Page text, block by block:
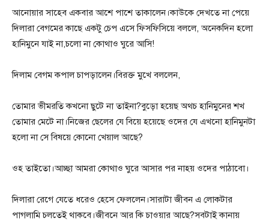
আনোয়ার সাহেব একবার আশে পাশে তাকালেন।কাউকে দেখতে না পেয়ে
দিলারা বেগমের কাছে একটু চেপ এসে ফিসফিসিয়ে বললে, অনেকদিন হলো
হানিমুনে যাই না,চলো না কোথাও ঘুরে আসি!
দিলাম বেগম কপাল চাপড়ালেন।বিরক্ত মুখে বললেন,
তোমার ভীমরতি কখনো ছুটে না তাইনা?বুড়ো হয়েছ অথচ হানিমুনের শখ
তোমার মেটে না।নিজের ছেলের যে বিয়ে হয়েছে ওদের যে এখনো হানিমুনটা
হলো না সে বিষয়ে কোনো খেয়াল আছে?
ওহ তাইতো।আচ্ছা আমরা কোথাও ঘুরে আসার পর নাহয় ওদের পাঠাবো।
দিলারা রেগে যেতে ধরেও হেসে ফেললেন।সারাটা জীবন এ লোকটার
পাগলামি চলতেই থাকবে।জীবনে আর কি চাওয়ার আছে?সবটাই কানায়